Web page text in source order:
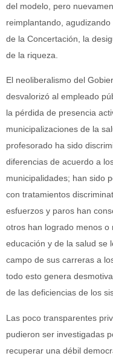
del modelo, pero
reimplantando,
de la Concertación, la
de la riqueza.
El neoliberalismo del
desvalorizó al empleado
la pérdida de presencia
municipalizaciones de la
profesorado ha sido
diferencias de acuerdo a
municipalidades; han sido
con tratamientos
esfuerzos y paros han
otros han logrado menos o
educación y de la salud se
campo de sus carreras a
todo esto genera
de las deficiencias de los
Las poco transparentes
pudieron ser investigadas
recuperar una débil